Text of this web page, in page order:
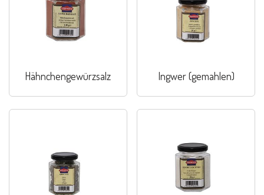
Hähnchengewürzsalz Ingwer (gemahlen)